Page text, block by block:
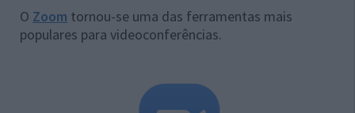
O Zoom tornou-se uma das ferramentas mais
populares para videoconferências.